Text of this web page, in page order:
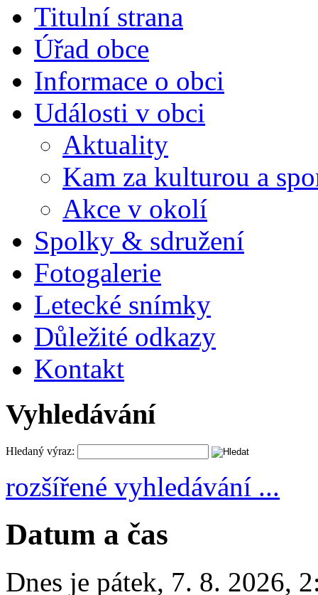
Titulní strana
Úřad obce
Informace o obci
Události v obci
Aktuality
Kam za kulturou a
Akce v okolí
Spolky & sdružení
Fotogalerie
Letecké snímky
Důležité odkazy
Kontakt
Vyhledávání
Hledaný výraz:
rozšířené vyhledávání ...
Datum a čas
Dnes je pátek, 7. 8. 2026,